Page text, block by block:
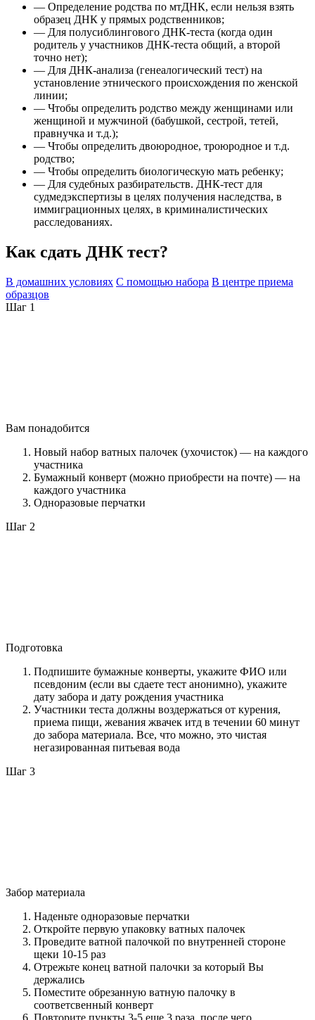
— Определение родства по мтДНК, если нельзя взять
образец ДНК у прямых родственников;
— Для полусиблингового ДНК-теста (когда один
родитель у участников ДНК-теста общий, а второй
точно нет);
— Для ДНК-анализа (генеалогический тест) на
установление этнического происхождения по женской
линии;
— Чтобы определить родство между женщинами или
женщиной и мужчиной (бабушкой, сестрой, тетей,
правнучка и т.д.);
— Чтобы определить двоюродное, троюродное и т.д.
родство;
— Чтобы определить биологическую мать ребенку;
— Для судебных разбирательств. ДНК-тест для
судмедэкспертизы в целях получения наследства, в
иммиграционных целях, в криминалистических
расследованиях.
Как сдать ДНК тест?
В домашних условиях С помощью набора В центре приема
образцов
Шаг 1
Вам понадобится
Новый набор ватных палочек (ухочисток) — на каждого
участника
Бумажный конверт (можно приобрести на почте) — на
каждого участника
Одноразовые перчатки
Шаг 2
Подготовка
Подпишите бумажные конверты, укажите ФИО или
псевдоним (если вы сдаете тест анонимно), укажите
дату забора и дату рождения участника
Участники теста должны воздержаться от курения,
приема пищи, жевания жвачек итд в течении 60 минут
до забора материала. Все, что можно, это чистая
негазированная питьевая вода
Шаг 3
Забор материала
Наденьте одноразовые перчатки
Откройте первую упаковку ватных палочек
Проведите ватной палочкой по внутренней стороне
щеки 10-15 раз
Отрежьте конец ватной палочки за который Вы
держались
Поместите обрезанную ватную палочку в
соответсвенный конверт